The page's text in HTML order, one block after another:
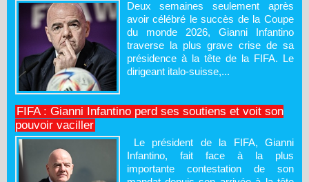
Deux semaines seulement après
avoir célébré le succès de la Coupe
du monde 2026, Gianni Infantino
traverse la plus grave crise de sa
présidence à la tête de la FIFA. Le
dirigeant italo-suisse,...
FIFA : Gianni Infantino perd ses soutiens et voit son
pouvoir vaciller
Le président de la FIFA, Gianni
Infantino, fait face à la plus
importante contestation de son